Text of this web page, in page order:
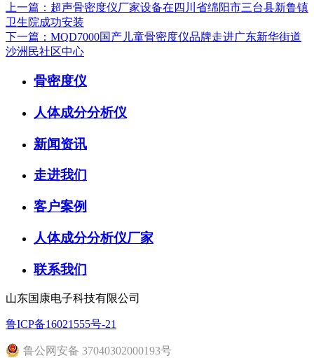
上一篇：超声骨密度仪厂家设备在四川省绵阳市三台县新鲁镇
卫生院成功安装
下一篇：MQD7000国产儿童骨密度仪品牌走进广东新华街道
沙洲民社区中心
骨密度仪
人体成分分析仪
新闻资讯
走进我们
客户案例
人体成分分析仪厂家
联系我们
山东国康电子科技有限公司
鲁ICP备16021555号-21
鲁公网安备 37040302000193号